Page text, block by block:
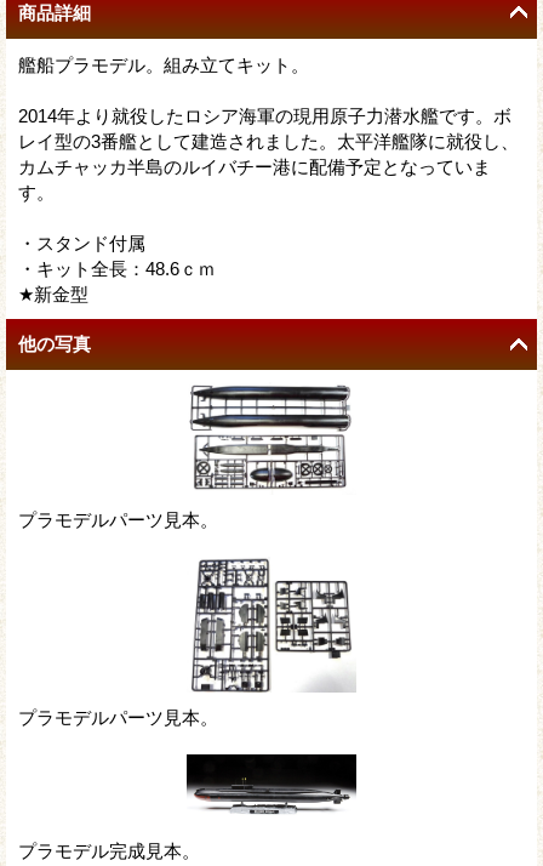
商品詳細
艦船プラモデル。組み立てキット。
2014年より就役したロシア海軍の現用原子力潜水艦です。ボ
レイ型の3番艦として建造されました。太平洋艦隊に就役し、
カムチャッカ半島のルイバチー港に配備予定となっていま
す。
・スタンド付属
・キット全長：48.6ｃｍ
★新金型
他の写真
プラモデルパーツ見本。
プラモデルパーツ見本。
プラモデル完成見本。